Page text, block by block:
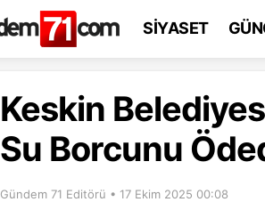
SİYASET
Keskin
Su Borcunu
Gündem 71 Editörü • 17 Ekim 2025 00:08